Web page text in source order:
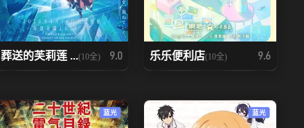
葬送的芙莉莲 ...(10全) 9.0 乐乐便利店(10全) 9.6
蓝光 蓝光